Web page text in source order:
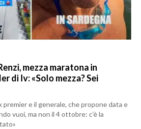
mezza maratona in
di Iv: «Solo mezza? Sei
premier e il generale, che propone data e
vuoi, ma non il 4 ottobre: c’è la